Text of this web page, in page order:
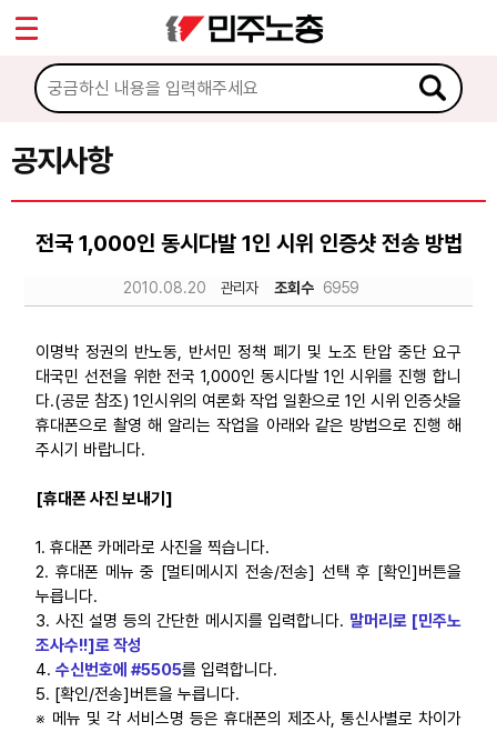
공지사항
전국 1,000인 동시다발 1인 시위 인증샷 전송 방법
2010.08.20 관리자 조회수 6959
이명박 정권의 반노동, 반서민 정책 페기 및 노조 탄압 중단 요구
대국민 선전을 위한 전국 1,000인 동시다발 1인 시위를 진행 합니
다.(공문 참조) 1인시위의 여론화 작업 일환으로 1인 시위 인증샷을
휴대폰으로 촬영 해 알리는 작업을 아래와 같은 방법으로 진행 해
주시기 바랍니다.
[휴대폰 사진 보내기]
1. 휴대폰 카메라로 사진을 찍습니다.
2. 휴대폰 메뉴 중 [멀티메시지 전송/전송] 선택 후 [확인]버튼을
누릅니다.
3. 사진 설명 등의 간단한 메시지를 입력합니다. 말머리로 [민주노
조사수!!]로 작성
4. 수신번호에 #5505를 입력합니다.
5. [확인/전송]버튼을 누릅니다.
※ 메뉴 및 각 서비스명 등은 휴대폰의 제조사, 통신사별로 차이가
마이페이지
소개
소식
공지사항
성명·보도
노동상담
자료
업무
Sketchbook5, 스케치북5
Sketchbook5, 스케치북5